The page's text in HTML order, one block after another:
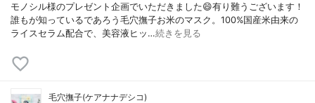
モノシル様のプレゼント企画でいただきました😄有り難うございます！
誰もが知っているであろう毛穴撫子お米のマスク。100%国産米由来の
ライスセラム配合で、美容液ヒッ…続きを見る
毛穴撫子(ケアナナデシコ)